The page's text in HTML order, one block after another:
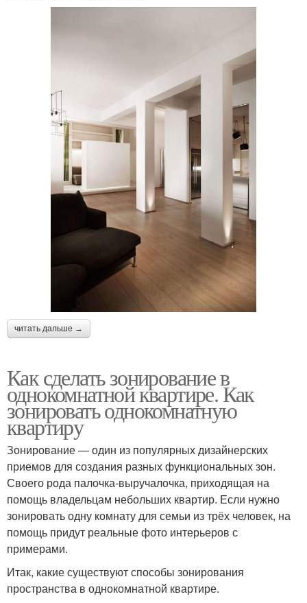
читать дальше →
Как сделать зонирование в
однокомнатной квартире. Как
зонировать однокомнатную
квартиру
Зонирование — один из популярных дизайнерских
приемов для создания разных функциональных зон.
Своего рода палочка-выручалочка, приходящая на
помощь владельцам небольших квартир. Если нужно
зонировать одну комнату для семьи из трёх человек, на
помощь придут реальные фото интерьеров с
примерами.
Итак, какие существуют способы зонирования
пространства в однокомнатной квартире.